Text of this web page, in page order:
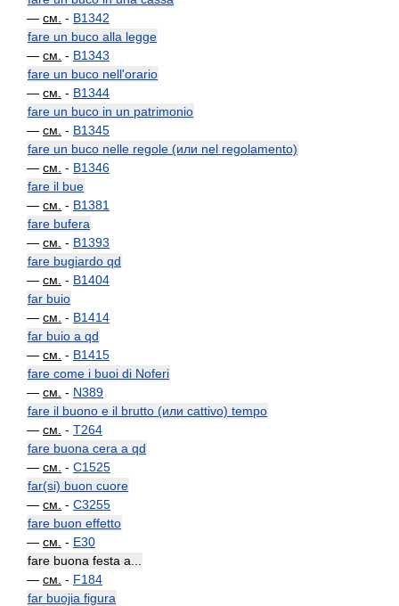
— см. - B1342
fare un buco alla legge
— см. - B1343
fare un buco nell'orario
— см. - B1344
fare un buco in un patrimonio
— см. - B1345
fare un buco nelle regole (или nel regolamento)
— см. - B1346
fare il bue
— см. - B1381
fare bufera
— см. - B1393
fare bugiardo qd
— см. - B1404
far buio
— см. - B1414
far buio a qd
— см. - B1415
fare come i buoi di Noferi
— см. - N389
fare il buono e il brutto (или cattivo) tempo
— см. - T264
fare buona cera a qd
— см. - C1525
far(si) buon cuore
— см. - C3255
fare buon effetto
— см. - E30
fare buona festa a...
— см. - F184
far buojia figura